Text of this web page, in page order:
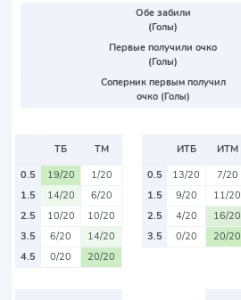
Обе забили
(Голы)
Первые получили очко
(Голы)
Соперник первым получил
очко (Голы)
ТБ
ТМ
0.5
19/20
1/20
1.5
14/20
6/20
2.5
10/20
10/20
3.5
6/20
14/20
4.5
0/20 20/20
ИТБ
ИТМ
0.5
13/20
7/20
1.5
9/20
11/20
2.5
4/20
16/20
3.5
0/20 20/20